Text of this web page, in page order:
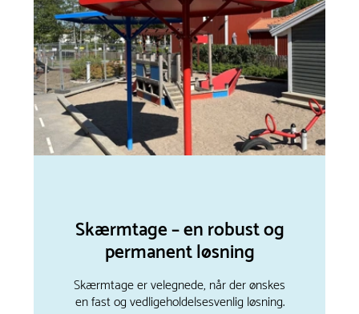
Skærmtage – en robust og
permanent løsning
Skærmtage er velegnede, når der ønskes
en fast og vedligeholdelsesvenlig løsning.